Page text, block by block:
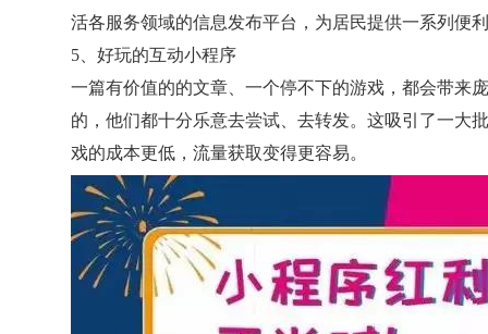
活各服务领域的信息发布平台，为居民提供一系列便
5、好玩的互动小程序
一篇有价值的的文章、一个停不下的游戏，都会带来
的，他们都十分乐意去尝试、去转发。这吸引了一大
戏的成本更低，流量获取变得更容易。